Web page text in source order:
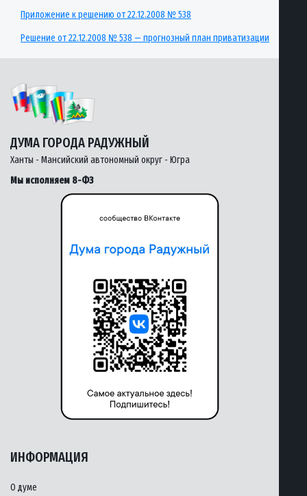
Приложение к решению от 22.12.2008 № 538
Решение от 22.12.2008 № 538 — прогнозный план приватизации
ДУМА ГОРОДА РАДУЖНЫЙ
Ханты - Мансийский автономный округ - Югра
Мы исполняем 8-ФЗ
ИНФОРМАЦИЯ
О думе